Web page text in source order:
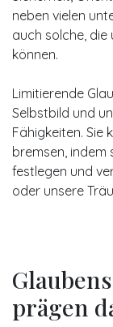
neben vielen
auch solche,
können.
Limitierende
Selbstbild und
Fähigkeiten. Sie
bremsen, indem
festlegen und
oder unsere
prägen